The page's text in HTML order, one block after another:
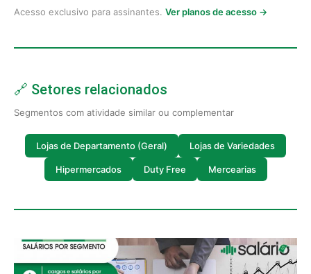
Acesso exclusivo para assinantes. Ver planos de acesso →
🔗 Setores relacionados
Segmentos com atividade similar ou complementar
Lojas de Departamento (Geral) Lojas de Variedades
Hipermercados Duty Free Mercearias